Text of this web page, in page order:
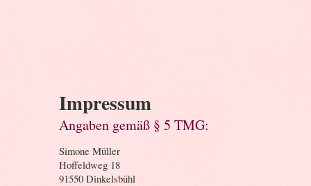
Impressum
Angaben gemäß § 5 TMG:
Simone Müller
Hoffeldweg 18
91550 Dinkelsbühl